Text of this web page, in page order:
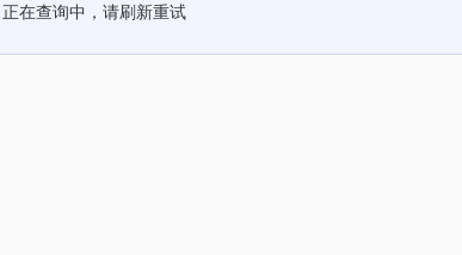
正在查询中，请刷新重试